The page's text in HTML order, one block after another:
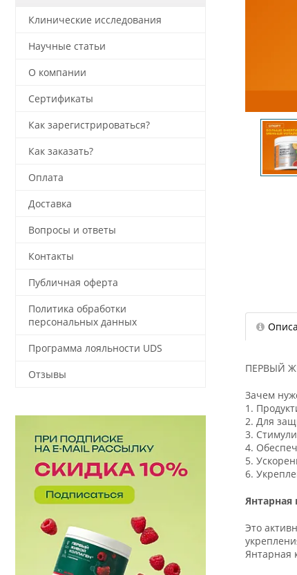
ПЕРВЫЙ
Зачем
1.
2. Для
3.
4.
5.
6.
Янтарная
Это
Янтарная
Клинические исследования
Научные статьи
О компании
Сертификаты
Как зарегистрироваться?
Как заказать?
Оплата
Доставка
Вопросы и ответы
Контакты
Публичная оферта
Политика обработки
персональных данных
Программа лояльности UDS
Отзывы